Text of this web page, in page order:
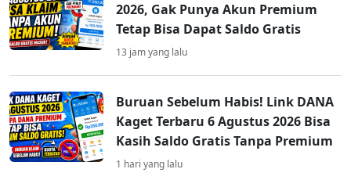
2026, Gak Punya Akun Premium
Tetap Bisa Dapat Saldo Gratis
13 jam yang lalu
Buruan Sebelum Habis! Link DANA
Kaget Terbaru 6 Agustus 2026 Bisa
Kasih Saldo Gratis Tanpa Premium
1 hari yang lalu